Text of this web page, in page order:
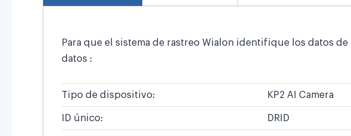
Para que el sistema de rastreo Wialon identifique los datos
datos :
Tipo de dispositivo: KP2 AI Camera
ID único: DRID